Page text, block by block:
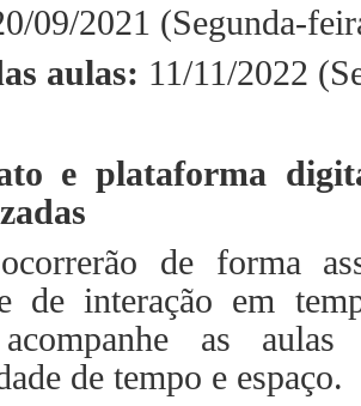
09/2021 (Segunda-
aulas: 11/11/2022
e plataforma
de forma
de interação em
acompanhe as
de tempo e espaço.